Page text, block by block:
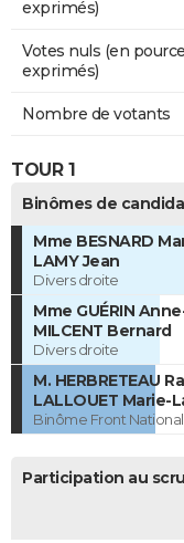
exprimés)
Votes nuls (en
exprimés)
Nombre de votants
TOUR 1
Binômes de
Mme BESNARD
LAMY Jean
Divers droite
Mme GUÉRIN
MILCENT Bernard
Divers droite
M. HERBRETEAU
LALLOUET Marie-
Binôme Front National
Participation au